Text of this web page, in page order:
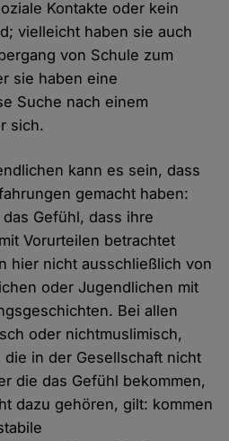
Kontakte oder kein
vielleicht haben sie auch
von Schule zum
sie haben eine
Suche nach einem
sich.
kann es sein, dass
gemacht haben:
Gefühl, dass ihre
Vorurteilen betrachtet
hier nicht ausschließlich von
oder Jugendlichen mit
Bei allen
oder nichtmuslimisch,
in der Gesellschaft nicht
die das Gefühl bekommen,
dazu gehören, gilt: kommen